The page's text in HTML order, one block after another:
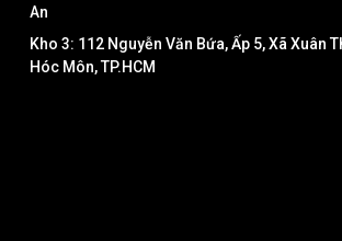
An
Kho 3: 112 Nguyễn Văn Bứa, Ấp 5, Xã Xuân
Hóc Môn, TP.HCM